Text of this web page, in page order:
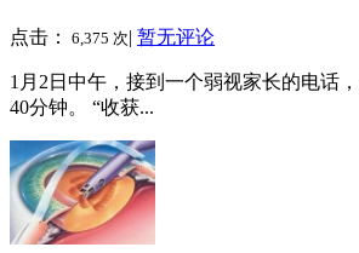
点击： 6,375 次| 暂无评论
1月2日中午，接到一个弱视家长的电话
40分钟。 “收获...